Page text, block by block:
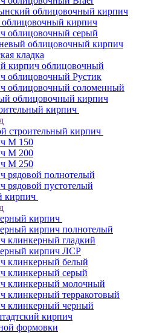
облицовочный кирпич
кирпич
облицовочный серый
облицовочный кирпич
кладка
кирпич облицовочный
облицовочный Рустик
облицовочный соломенный
облицовочный кирпич
кирпич
строительный кирпич
М 150
М 200
М 250
рядовой полнотелый
рядовой пустотелый
кирпич
кирпич
кирпич полнотелый
клинкерный гладкий
кирпич ЛСР
клинкерный белый
клинкерный серый
клинкерный молочный
клинкерный терракотовый
клинкерный черный
кирпич
формовки